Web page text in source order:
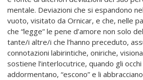
mentale. Deviazioni che si espandono
vuoto, visitato da Ornicar, e che, nelle
che “legge” le pene d’amore non solo
tante/i altre/i che l’hanno preceduto,
connotazioni labirintiche, oniriche,
sostiene l’interlocutrice, quando gli occhi
addormentano, “escono” e li